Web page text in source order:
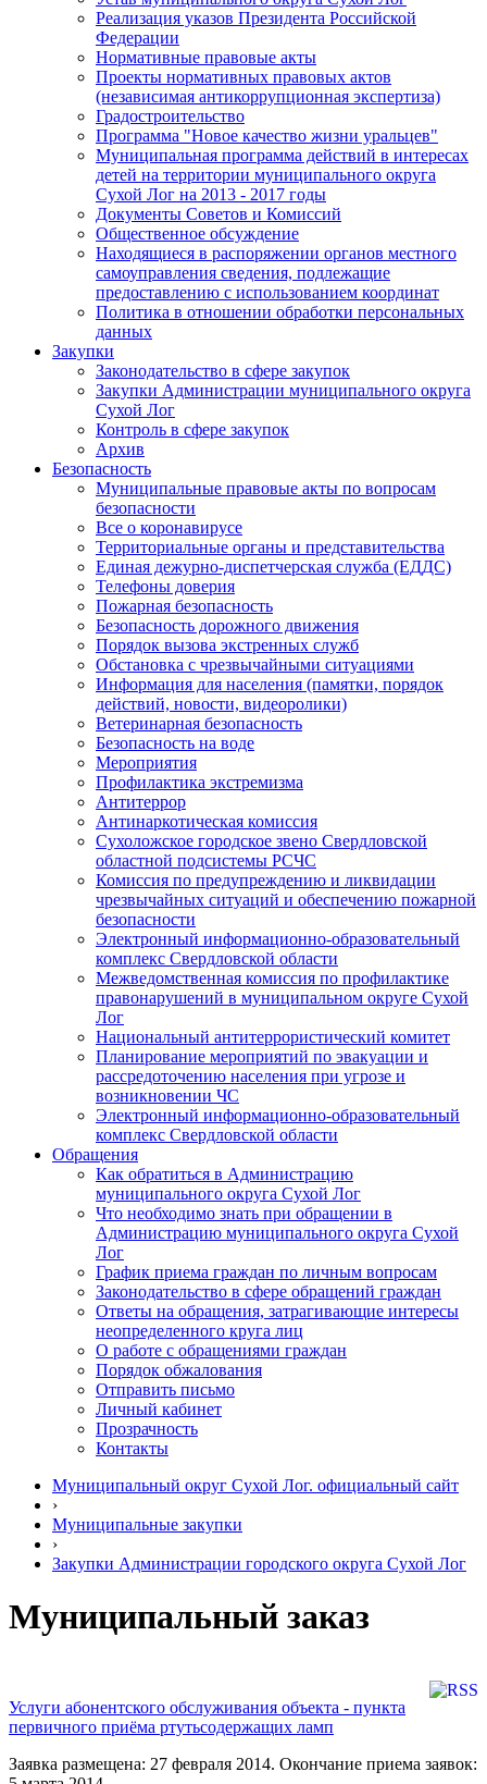
Реализация указов Президента Российской
Федерации
Нормативные правовые акты
Проекты нормативных правовых актов
(независимая антикоррупционная экспертиза)
Градостроительство
Программа "Новое качество жизни уральцев"
Муниципальная программа действий в интересах
детей на территории муниципального округа
Сухой Лог на 2013 - 2017 годы
Документы Советов и Комиссий
Общественное обсуждение
Находящиеся в распоряжении органов местного
самоуправления сведения, подлежащие
предоставлению с использованием координат
Политика в отношении обработки персональных
данных
Закупки
Законодательство в сфере закупок
Закупки Администрации муниципального округа
Сухой Лог
Контроль в сфере закупок
Архив
Безопасность
Муниципальные правовые акты по вопросам
безопасности
Все о коронавирусе
Территориальные органы и представительства
Единая дежурно-диспетчерская служба (ЕДДС)
Телефоны доверия
Пожарная безопасность
Безопасность дорожного движения
Порядок вызова экстренных служб
Обстановка с чрезвычайными ситуациями
Информация для населения (памятки, порядок
действий, новости, видеоролики)
Ветеринарная безопасность
Безопасность на воде
Мероприятия
Профилактика экстремизма
Антитеррор
Антинаркотическая комиссия
Сухоложское городское звено Свердловской
областной подсистемы РСЧС
Комиссия по предупреждению и ликвидации
чрезвычайных ситуаций и обеспечению пожарной
безопасности
Электронный информационно-образовательный
комплекс Cвердловской области
Межведомственная комиссия по профилактике
правонарушений в муниципальном округе Сухой
Лог
Национальный антитеррористический комитет
Планирование мероприятий по эвакуации и
рассредоточению населения при угрозе и
возникновении ЧС
Электронный информационно-образовательный
комплекс Свердловской области
Обращения
Как обратиться в Администрацию
муниципального округа Сухой Лог
Что необходимо знать при обращении в
Администрацию муниципального округа Сухой
Лог
График приема граждан по личным вопросам
Законодательство в сфере обращений граждан
Ответы на обращения, затрагивающие интересы
неопределенного круга лиц
О работе с обращениями граждан
Порядок обжалования
Отправить письмо
Личный кабинет
Прозрачность
Контакты
Муниципальный округ Сухой Лог. официальный сайт
›
Муниципальные закупки
›
Закупки Администрации городского округа Сухой Лог
Муниципальный заказ
Услуги абонентского обслуживания объекта - пункта
первичного приёма ртутьсодержащих ламп
Заявка размещена: 27 февраля 2014. Окончание приема заявок: